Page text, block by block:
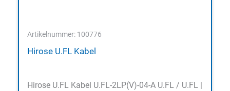
Artikelnummer: 100776
Hirose U.FL Kabel
Hirose U.FL Kabel U.FL-2LP(V)-04-A U.FL / U.FL |